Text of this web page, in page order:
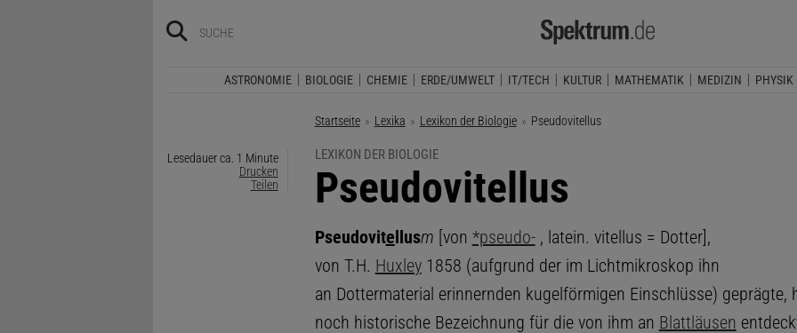
ASTRONOMIE BIOLOGIE CHEMIE ERDE/UMWELT IT/TECH KULTUR MATHEMATIK MEDIZIN PHYSIK
Startseite Lexika Lexikon der Biologie Aktuelle Seite:
Pseudovitellus
Lesedauer ca. 1 Minute
Drucken
Teilen
LEXIKON DER BIOLOGIE
:
Pseudovitellus
Pseudovitellusm [von *pseudo-, latein. vitellus = Dotter],
von T.H. Huxley1858 (aufgrund der im Lichtmikroskop ihn
an Dottermaterial erinnernden kugelförmigen Einschlüsse) geprägte,
noch historische Bezeichnung für die von ihm an Blattläusen